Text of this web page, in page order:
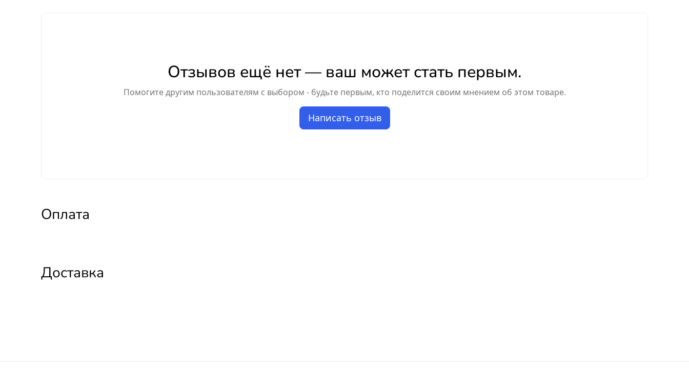
Отзывов ещё нет — ваш может стать первым.
Помогите другим пользователям с выбором - будьте первым, кто поделится своим мнением об этом товаре.
Написать отзыв
Оплата
Доставка